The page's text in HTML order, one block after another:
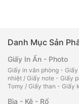
Danh Mục Sản
Giấy In Ấn - Photo
Giấy in văn phòng -
nhiệt / Giấy note - Giấy
Tomy / Giấy than - Giấy
Bìa - Kệ - Rổ